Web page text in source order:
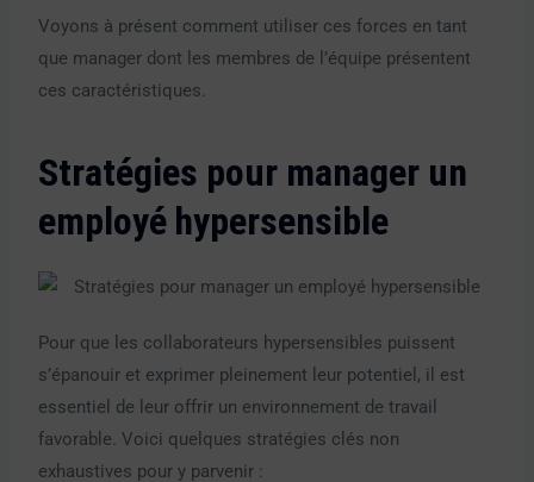
Voyons à présent comment utiliser ces forces en tant
que manager dont les membres de l’équipe présentent
ces caractéristiques.
Stratégies pour manager un
employé hypersensible
Pour que les collaborateurs hypersensibles puissent
s’épanouir et exprimer pleinement leur potentiel, il est
essentiel de leur offrir un environnement de travail
favorable. Voici quelques stratégies clés non
exhaustives pour y parvenir :